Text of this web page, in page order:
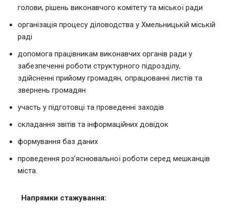
голови, рішень виконавчого комітету та міської ради
організація процесу діловодства у Хмельницькій міській
раді
допомога працівникам виконавчих органів ради у
забезпеченні роботи структурного підрозділу,
здійсненні прийому громадян, опрацюванні листів та
звернень громадян
участь у підготовці та проведенні заходів
складання звітів та інформаційних довідок
формування баз даних
проведення роз’яснювальної роботи серед мешканців
міста.
Напрямки стажування: